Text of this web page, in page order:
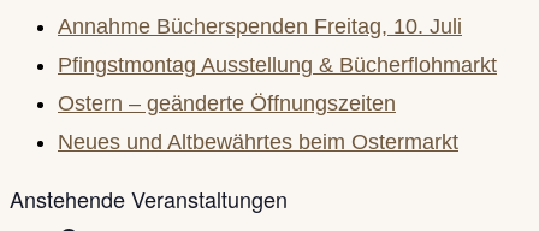
close
the
search
panel.
Annahme Bücherspenden Freitag, 10. Juli
Pfingstmontag Ausstellung & Bücherflohmarkt
Ostern – geänderte Öffnungszeiten
Neues und Altbewährtes beim Ostermarkt
Anstehende Veranstaltungen